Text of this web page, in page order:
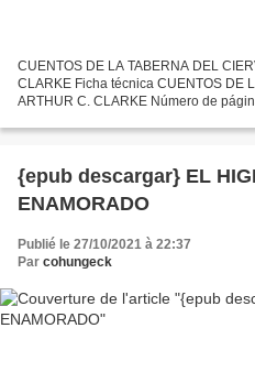
CUENTOS DE LA TABERNA DEL
CLARKE Ficha técnica CUENTOS DE
ARTHUR C. CLARKE Número de
EDITORIAL...
{epub descargar} EL
ENAMORADO
Publié le 27/10/2021 à 22:37
Par cohungeck